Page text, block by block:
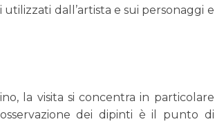
dall’artista e sui personaggi e
la visita si concentra in particolare
dei dipinti è il punto di